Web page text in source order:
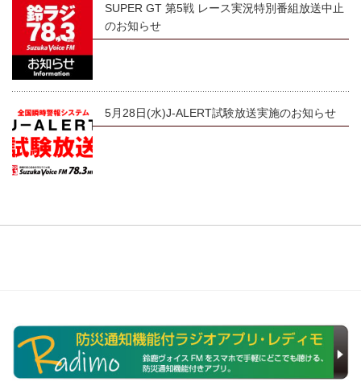
SUPER GT 第5戦 レース実況特別番組放送中止
のお知らせ
5月28日(水)J-ALERT試験放送実施のお知らせ